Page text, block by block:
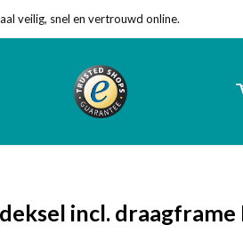
veilig, snel en vertrouwd online.
incl. draagframe